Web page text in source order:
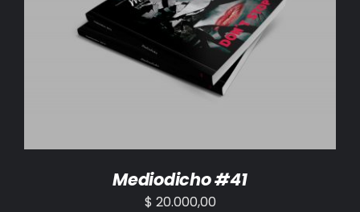
AÑADIR AL CARRITO / DETALLES
Mediodicho #41
$ 20.000,00